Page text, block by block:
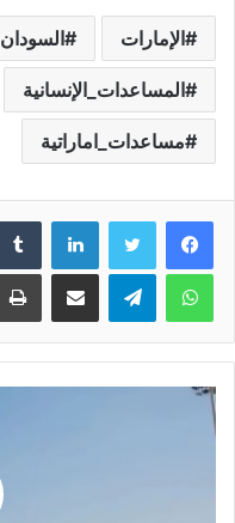
الإمارات السودان
المساعدات_الإنسانية
مساعدات_اماراتية
فيسبوك تويتر لينكدإن
واتساب تيلقرام مشاركة عبر البريد